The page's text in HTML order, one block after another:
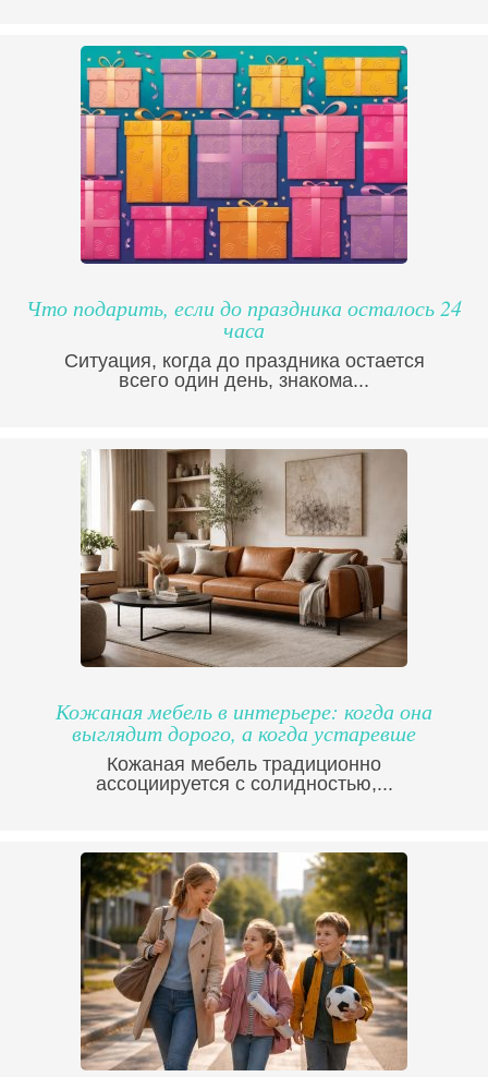
Что подарить, если до праздника осталось 24
часа
Ситуация, когда до праздника остается
всего один день, знакома...
Кожаная мебель в интерьере: когда она
выглядит дорого, а когда устаревше
Кожаная мебель традиционно
ассоциируется с солидностью,...